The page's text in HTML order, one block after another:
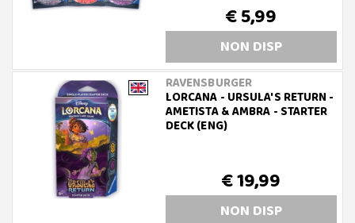
€ 5,99
NON DISP
RAVENSBURGER
LORCANA - URSULA'S RETURN -
AMETISTA & AMBRA - STARTER
DECK (ENG)
€ 19,99
NON DISP